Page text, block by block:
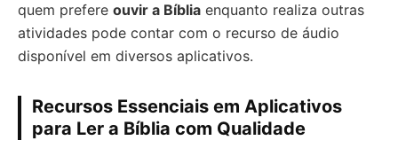
quem prefere ouvir a Bíblia enquanto realiza outras
atividades pode contar com o recurso de áudio
disponível em diversos aplicativos.
Recursos Essenciais em Aplicativos
para Ler a Bíblia com Qualidade